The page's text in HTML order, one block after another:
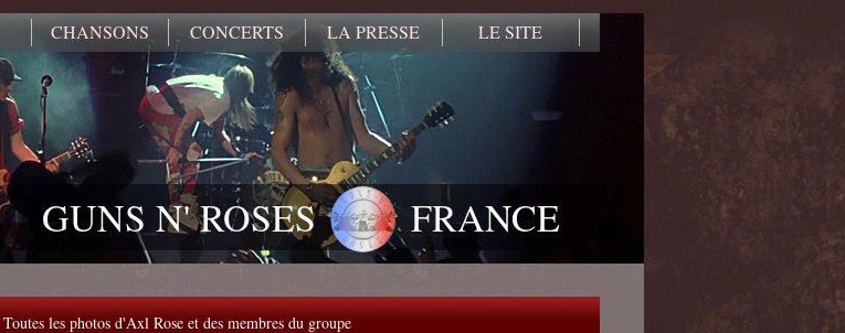
CHANSONS CONCERTS LA PRESSE LE SITE
GUNS N' ROSES FRANCE
Toutes les photos d'Axl Rose et des membres du groupe